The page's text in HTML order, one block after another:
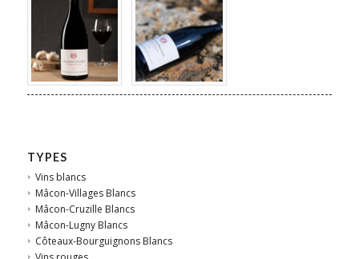
TYPES
Vins blancs
Mâcon-Villages Blancs
Mâcon-Cruzille Blancs
Mâcon-Lugny Blancs
Côteaux-Bourguignons Blancs